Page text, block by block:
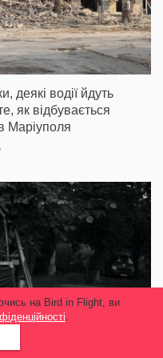
деякі водії йдуть
як відбувається
Маріуполя
на Bird in Flight, ви
.